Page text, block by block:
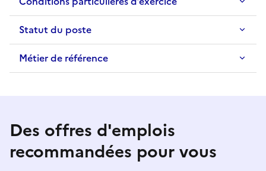
Statut du poste
Métier de référence
Des offres d'emplois
recommandées pour vous